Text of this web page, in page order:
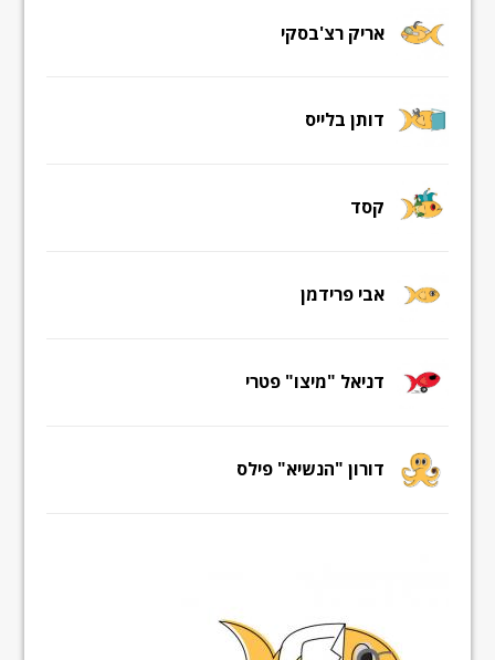
אריק רצ'בסקי
דותן בלייס
קסד
אבי פרידמן
דניאל "מיצו" פטרי
דורון "הנשיא" פילס